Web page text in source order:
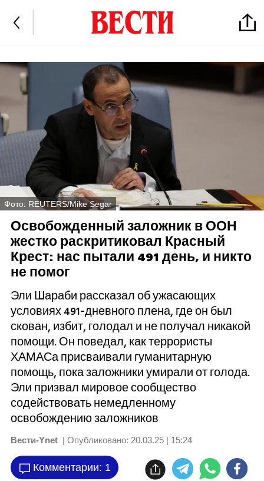
Фото: REUTERS/Mike Segar
Освобожденный заложник в ООН
жестко раскритиковал Красный
Крест: нас пытали 491 день, и никто
не помог
Эли Шараби рассказал об ужасающих
условиях 491-дневного плена, где он был
скован, избит, голодал и не получал никакой
помощи. Он поведал, как террористы
ХАМАСа присваивали гуманитарную
помощь, пока заложники умирали от голода.
Эли призвал мировое сообщество
содействовать немедленному
освобождению заложников
Вести-Ynet | Опубликовано: 20.03.25 | 15:24
Комментарии: 1